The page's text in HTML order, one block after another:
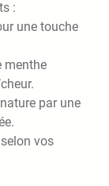
:
une touche
menthe
par une
vos